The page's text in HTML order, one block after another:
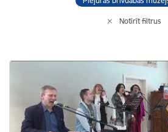
Notīrīt filtrus